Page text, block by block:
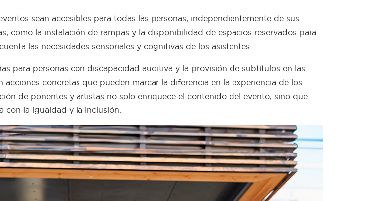
sean accesibles para todas las personas, independientemente de sus
como la instalación de rampas y la disponibilidad de espacios reservados para
las necesidades sensoriales y cognitivas de los asistentes.
para personas con discapacidad auditiva y la provisión de subtítulos en las
concretas que pueden marcar la diferencia en la experiencia de los
de ponentes y artistas no solo enriquece el contenido del evento, sino que
con la igualdad y la inclusión.